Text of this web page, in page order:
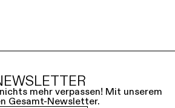
mehr verpassen! Mit unserem
Gesamt-Newsletter.